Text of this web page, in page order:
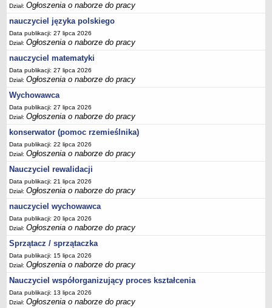
Dział:Ogłoszenia o naborze do pracy
nauczyciel języka polskiego
Data publikacji: 27 lipca 2026
Dział:Ogłoszenia o naborze do pracy
nauczyciel matematyki
Data publikacji: 27 lipca 2026
Dział:Ogłoszenia o naborze do pracy
Wychowawca
Data publikacji: 27 lipca 2026
Dział:Ogłoszenia o naborze do pracy
konserwator (pomoc rzemieślnika)
Data publikacji: 22 lipca 2026
Dział:Ogłoszenia o naborze do pracy
Nauczyciel rewalidacji
Data publikacji: 21 lipca 2026
Dział:Ogłoszenia o naborze do pracy
nauczyciel wychowawca
Data publikacji: 20 lipca 2026
Dział:Ogłoszenia o naborze do pracy
Sprzątacz / sprzątaczka
Data publikacji: 15 lipca 2026
Dział:Ogłoszenia o naborze do pracy
Nauczyciel współorganizujący proces kształcenia
Data publikacji: 13 lipca 2026
Dział:Ogłoszenia o naborze do pracy